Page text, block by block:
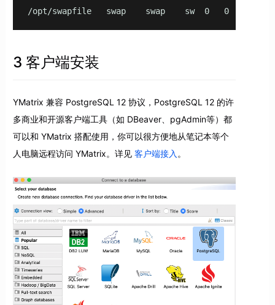
/opt/swapfile   swap    swap    sw  0   0
3 客户端安装
YMatrix 兼容 PostgreSQL 12 协议，PostgreSQL 12 的许
多商业和开源客户端工具（如 DBeaver、pgAdmin等）都
可以和 YMatrix 搭配使用，你可以很方便地从笔记本等个
人电脑远程访问 YMatrix。详见 客户端接入 。